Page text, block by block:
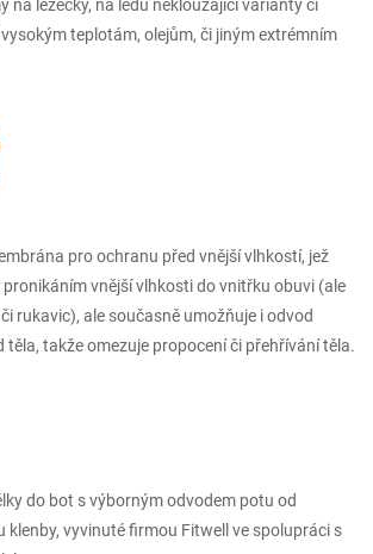
na lezečky, na ledu neklouzající varianty či
teplotám, olejům, či jiným extrémním
pro ochranu před vnější vlhkostí, jež
pronikáním vnější vlhkosti do vnitřku obuvi (ale
rukavic), ale současně umožňuje i odvod
těla, takže omezuje propocení či přehřívání těla.
do bot s výborným odvodem potu od
klenby, vyvinuté firmou Fitwell ve spolupráci s